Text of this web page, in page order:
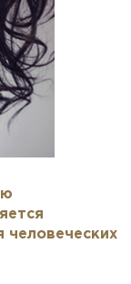
человеческих